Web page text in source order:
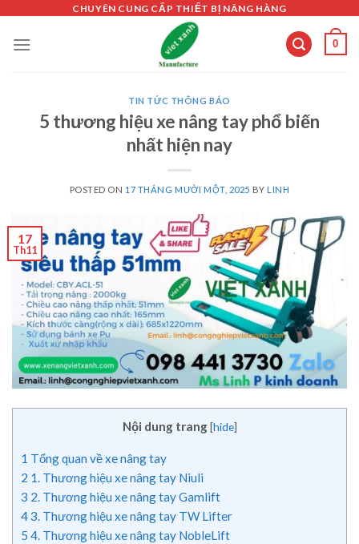
content
CHUYÊN CUNG CẤP THIẾT BỊ NÂNG HÀNG
0
TIN TỨC THÔNG BÁO
5 thương hiệu xe nâng tay phổ biến
nhất hiện nay
POSTED ON 17 THÁNG MƯỜI MỘT, 2025 BYLINH
17
Th11
Nội dung trang [hide]
1 Tổng quan về xe nâng tay
2 1. Thương hiệu xe nâng tay Niuli
3 2. Thương hiệu xe nâng tay Gamlift
43. Thương hiệu xe nâng tay TW Lifter
5 4. Thương hiệu xe nâng tay NobleLift